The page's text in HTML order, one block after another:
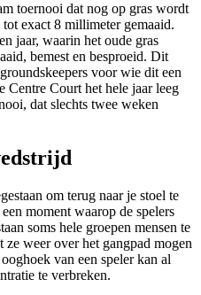
toernooi dat nog op gras wordt
exact 8 millimeter gemaaid.
jaar, waarin het oude gras
bemest en besproeid. Dit
voor wie dit een
Centre Court het hele jaar leeg
dat slechts twee weken
om terug naar je stoel te
moment waarop de spelers
soms hele groepen mensen te
ze weer over het gangpad mogen
van een speler kan al
te verbreken.